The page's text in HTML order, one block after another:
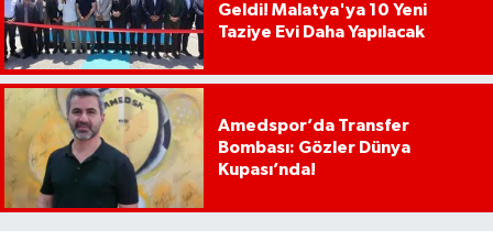
Geldi! Malatya'ya 10 Yeni
Taziye Evi Daha Yapılacak
Amedspor’da Transfer
Bombası: Gözler Dünya
Kupası’nda!